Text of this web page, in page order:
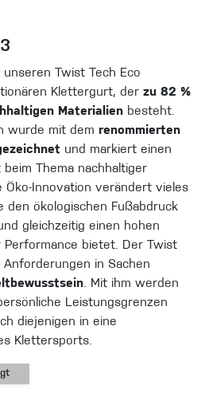
Twist Tech Eco
Klettergurt, der zu 82 %
Materialien besteht.
wurde mit dem renommierten
und markiert einen
Thema nachhaltiger
Öko-Innovation verändert vieles
den ökologischen Fußabdruck
gleichzeitig einen hohen
Performance bietet. Der Twist
Anforderungen in Sachen
. Mit ihm werden
Leistungsgrenzen
diejenigen in eine
Klettersports.